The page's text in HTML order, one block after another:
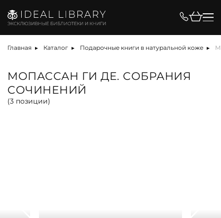
Главная Каталог Подарочные книги в натуральной коже
МОПАССАН ГИ ДЕ. СОБРАНИЯ
СОЧИНЕНИЙ
(3 позиции)
Цена, ₽
Вид